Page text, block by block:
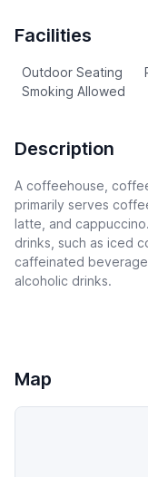
Facilities
Outdoor Seating
Smoking Allowed
Description
A coffeehouse,
primarily serves
latte, and
drinks, such as iced
caffeinated
alcoholic drinks.
Map